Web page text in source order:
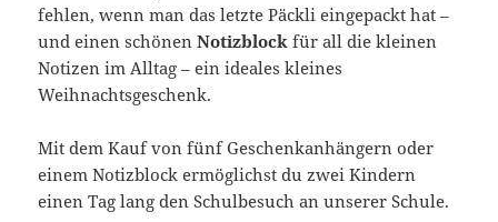
fehlen, wenn man das letzte Päckli eingepackt hat –
und einen schönenNotizblockfür all die kleinen
Notizen im Alltag – ein ideales kleines
Weihnachtsgeschenk.
Mit dem Kauf von fünf Geschenkanhängern oder
einem Notizblock ermöglichst du zwei Kindern
einen Tag lang den Schulbesuch an unserer Schule.